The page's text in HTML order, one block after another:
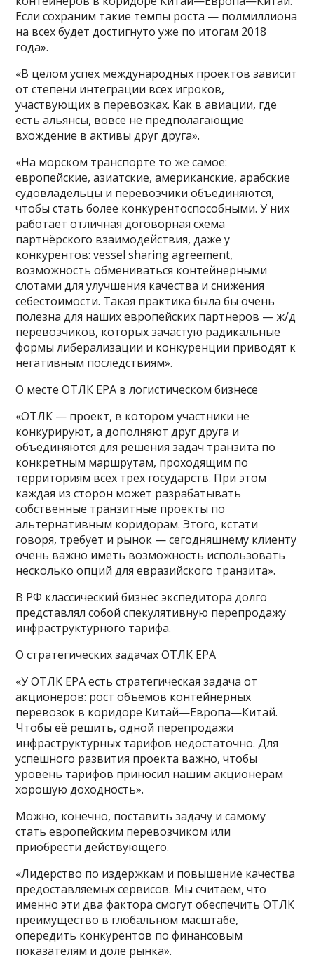
Если сохраним такие темпы роста — полмиллиона
на всех будет достигнуто уже по итогам 2018
года».
«В целом успех международных проектов зависит
от степени интеграции всех игроков,
участвующих в перевозках. Как в авиации, где
есть альянсы, вовсе не предполагающие
вхождение в активы друг друга».
«На морском транспорте то же самое:
европейские, азиатские, американские, арабские
судовладельцы и перевозчики объединяются,
чтобы стать более конкурентоспособными. У них
работает отличная договорная схема
партнёрского взаимодействия, даже у
конкурентов: vessel sharing agreement,
возможность обмениваться контейнерными
слотами для улучшения качества и снижения
себестоимости. Такая практика была бы очень
полезна для наших европейских партнеров — ж/д
перевозчиков, которых зачастую радикальные
формы либерализации и конкуренции приводят к
негативным последствиям».
О месте ОТЛК ЕРА в логистическом бизнесе
«ОТЛК — проект, в котором участники не
конкурируют, а дополняют друг друга и
объединяются для решения задач транзита по
конкретным маршрутам, проходящим по
территориям всех трех государств. При этом
каждая из сторон может разрабатывать
собственные транзитные проекты по
альтернативным коридорам. Этого, кстати
говоря, требует и рынок — сегодняшнему клиенту
очень важно иметь возможность использовать
несколько опций для евразийского транзита».
В РФ классический бизнес экспедитора долго
представлял собой спекулятивную перепродажу
инфраструктурного тарифа.
О стратегических задачах ОТЛК ЕРА
«У ОТЛК ЕРА есть стратегическая задача от
акционеров: рост объёмов контейнерных
перевозок в коридоре Китай—Европа—Китай.
Чтобы её решить, одной перепродажи
инфраструктурных тарифов недостаточно. Для
успешного развития проекта важно, чтобы
уровень тарифов приносил нашим акционерам
хорошую доходность».
Можно, конечно, поставить задачу и самому
стать европейским перевозчиком или
приобрести действующего.
«Лидерство по издержкам и повышение качества
предоставляемых сервисов. Мы считаем, что
именно эти два фактора смогут обеспечить ОТЛК
преимущество в глобальном масштабе,
опередить конкурентов по финансовым
показателям и доле рынка».